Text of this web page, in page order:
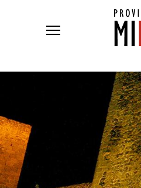
Pasar al contenido principal